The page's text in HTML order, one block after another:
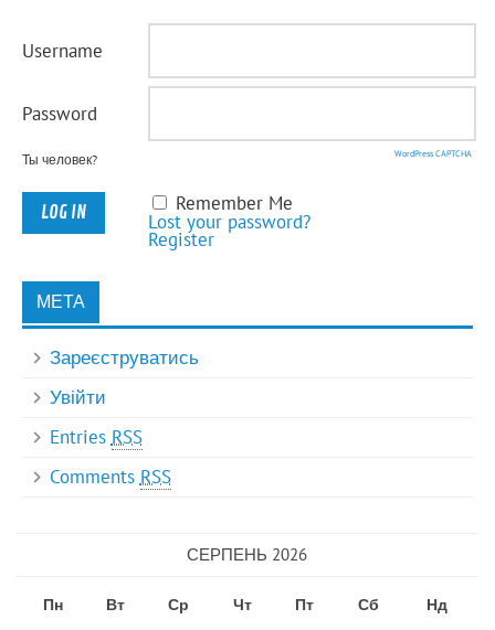
Username
Password
Ты человек? WordPress CAPTCHA
Remember Me
Lost your password?
Register
МЕТА
Зареєструватись
Увійти
Entries RSS
Comments RSS
СЕРПЕНЬ 2026
Пн Вт Ср Чт Пт Сб Нд